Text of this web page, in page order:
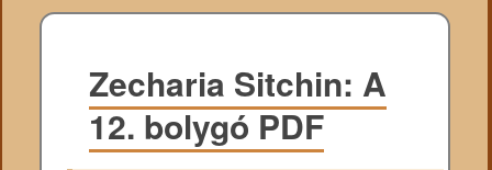
Zecharia Sitchin: A
12. bolygó PDF